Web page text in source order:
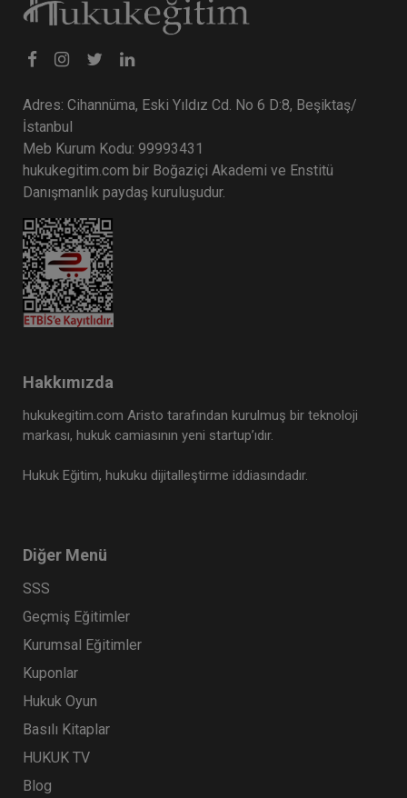
Adres: Cihannüma, Eski Yıldız Cd. No 6 D:8, Beşiktaş/
İstanbul
Meb Kurum Kodu: 99993431
hukukegitim.com bir Boğaziçi Akademi ve Enstitü
Danışmanlık paydaş kuruluşudur.
Hakkımızda
hukukegitim.com Aristo tarafından kurulmuş bir teknoloji
markası, hukuk camiasının yeni startup’ıdır.
Hukuk Eğitim, hukuku dijitalleştirme iddiasındadır.
Diğer Menü
SSS
Geçmiş Eğitimler
Kurumsal Eğitimler
Kuponlar
Hukuk Oyun
Basılı Kitaplar
HUKUK TV
Blog